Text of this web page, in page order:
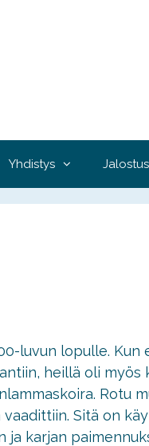
Yhdistys
luvun lopulle. Kun
heillä oli myös
Rotu
Sitä on
karjan